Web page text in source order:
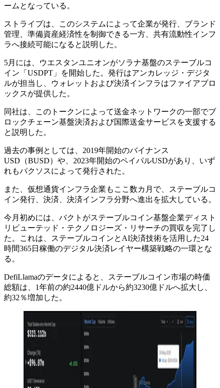
ームとなっている。
ストライプは、このシステムによって企業が発行、ブランド
管理、準備資産経済性を制御できる一方、共有流動性インフ
ラへ接続可能になると説明した。
5月には、ウエスタンユニオンがソラナ基盤のステーブルコ
イン「USDPT」を開始した。発行はアンカレッジ・デジタ
ルが担当し、ウォレットおよび決済インフラはファイアブロ
ックスが提供した。
同社は、このトークンによって送金ネットワークの一部でブ
ロックチェーン基盤決済および国際送金サービスを支援する
と説明した。
過去の事例としては、2019年開始のバイナンス
USD（BUSD）や、2023年開始のペイパルUSDがあり、いず
れもパクソスによって発行された。
また、仮想通貨インフラ企業もここ数カ月で、ステーブルコ
イン発行、決済、決済インフラ分野へ進出を拡大している。
今月初めには、バクトがステーブルコイン基盤企業ディスト
リビューテッド・テクノロジーズ・リサーチの買収を完了し
た。これは、ステーブルコインとAI決済技術を活用した24
時間365日稼働のデジタル決済レイヤー構築戦略の一環とな
る。
DefiLlamaのデータによると、ステーブルコイン市場の時価
総額は、1年前の約2440億ドルから約3230億ドルへ拡大し、
約32％増加した。